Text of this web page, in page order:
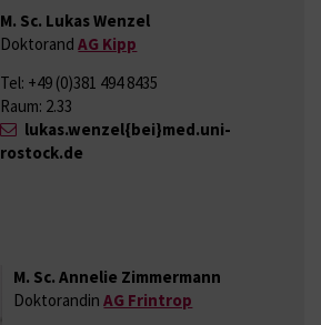
M. Sc. Lukas Wenzel
DoktorandAG Kipp
Tel: +49 (0)381 494 8435
Raum: 2.33
lukas.wenzel{bei}med.uni-
rostock.de
M. Sc. Annelie Zimmermann
DoktorandinAG Frintrop